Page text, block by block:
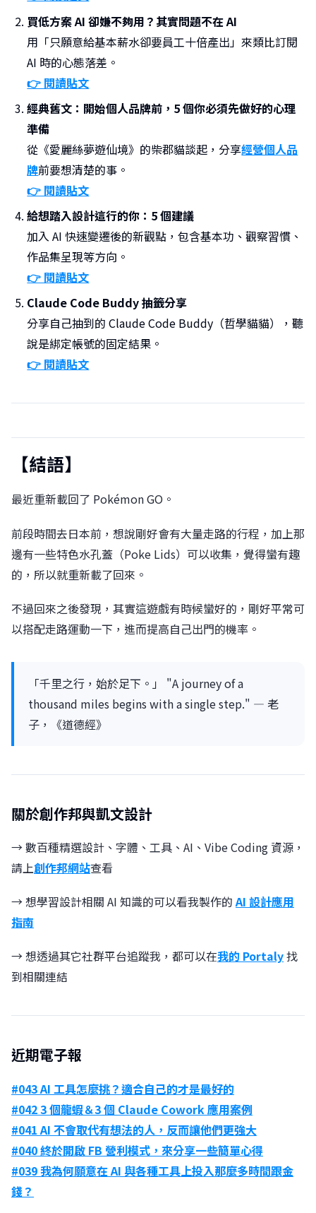
買低方案 AI 卻嫌不夠用？其實問題不在 AI
用「只願意給基本薪水卻要員工十倍產出」來類比訂閱
AI 時的心態落差。
👉 閱讀貼文
經典舊文：開始個人品牌前，5 個你必須先做好的心理
準備
從《愛麗絲夢遊仙境》的柴郡貓談起，分享經營個人品
牌前要想清楚的事。
👉 閱讀貼文
給想踏入設計這行的你：5 個建議
加入 AI 快速變遷後的新觀點，包含基本功、觀察習慣、
作品集呈現等方向。
👉 閱讀貼文
Claude Code Buddy 抽籤分享
分享自己抽到的 Claude Code Buddy（哲學貓貓），聽
說是綁定帳號的固定結果。
👉 閱讀貼文
【結語】
最近重新載回了 Pokémon GO。
前段時間去日本前，想說剛好會有大量走路的行程，加上那
邊有一些特色水孔蓋（Poke Lids）可以收集，覺得蠻有趣
的，所以就重新載了回來。
不過回來之後發現，其實這遊戲有時候蠻好的，剛好平常可
以搭配走路運動一下，進而提高自己出門的機率。
「千里之行，始於足下。」 "A journey of a
thousand miles begins with a single step." — 老
子，《道德經》
關於創作邦與凱文設計
→ 數百種精選設計、字體、工具、AI、Vibe Coding 資源，
請上創作邦網站查看
→ 想學習設計相關 AI 知識的可以看我製作的AI 設計應用
指南
→ 想透過其它社群平台追蹤我，都可以在我的 Portaly找
到相關連結
近期電子報
#043 AI 工具怎麼挑？適合自己的才是最好的
#042 3 個龍蝦＆3 個 Claude Cowork 應用案例
#041 AI 不會取代有想法的人，反而讓他們更強大
#040 終於開啟 FB 營利模式，來分享一些簡單心得
#039 我為何願意在 AI 與各種工具上投入那麼多時間跟金
錢？